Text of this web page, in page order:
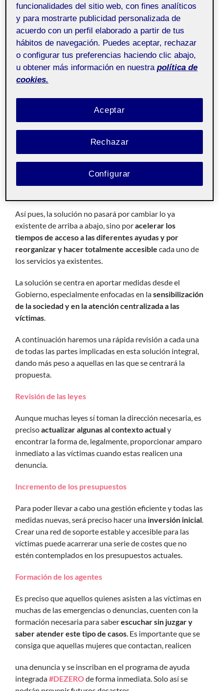
Presentación de la solución
Introducción
Tras el análisis de las medidas actuales contra la
violencia de género en España, encontramos que
las herramientas necesarias para ayudar a una mujer en
Así pues, la solución no pasará por cambiar lo ya
existente de arriba a abajo, sino poracelerar los
tiempos de acceso a las diferentes ayudas y por
reorganizar y hacer totalmente accesible cada uno de
los servicios ya existentes.
La solución se centra en aportar medidas desde el
Gobierno, especialmente enfocadas en lasensibilización
de la sociedad y en la atención centralizada a las
víctimas
A continuación haremos una rápida revisión a cada una
de todas las partes implicadas en esta solución integral,
dando más peso a aquellas en las que se centrará la
propuesta.
Revisión de las leyes
Aunque muchas leyes sí toman la dirección necesaria, es
precisoactualizar algunas al contexto actualy
encontrar la forma de, legalmente, proporcionar amparo
inmediato a las víctimas cuando estas realicen una
denuncia.
Incremento de los presupuestos
Para poder llevar a cabo una gestión eficiente y todas las
medidas nuevas, será preciso hacer una inversión inicial
Crear una red de soporte estable y accesible para las
víctimas puede acarrerar una serie de costes que no
estén contemplados en los presupuestos actuales.
Formación de los agentes
Es preciso que aquellos quienes asisten a las víctimas en
muchas de las emergencias o denuncias, cuenten con la
formación necesaria para saberescuchar sin juzgar y
saber atender este tipo de casos . Es importante que se
consiga que aquellas mujeres que contactan, realicen
una denuncia y se inscriban en el programa de ayuda
integrada#DEZEROde forma inmediata. Solo así se
funcionalidades del sitio web, con fines analíticos
y para mostrarte publicidad personalizada de
acuerdo con un perfil elaborado a partir de tus
hábitos de navegación. Puedes aceptar, rechazar
o configurar tus preferencias haciendo clic abajo,
u obtener más información en nuestra política de
cookies.
Rechazar
Aceptar
Configurar